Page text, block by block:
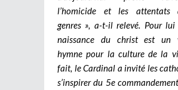
l’homicide et les attentats
genres », a-t-il relevé. Pour
naissance du christ est un
hymne pour la culture de la
fait, le Cardinal a invité les
s’inspirer du 5e